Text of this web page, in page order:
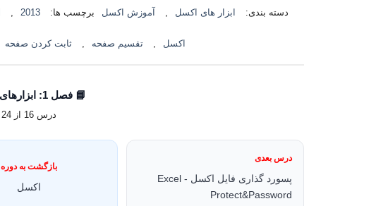
دسته بندی: ابزار های اکسل آموزش اکسل برچسب ها: 2013
اکسل تقسیم صفحه ثابت کردن صفحه
📘 فصل 1: ابزارهای اکسل
درس 16 از 24
درس بعدی
پسورد گذاری فایل اکسل - Excel
Protect&Password
بازگشت به دوره
اکسل